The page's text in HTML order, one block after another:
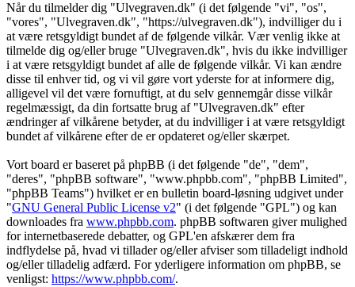
Når du tilmelder dig "Ulvegraven.dk" (i det følgende "vi", "os",
"vores", "Ulvegraven.dk", "https://ulvegraven.dk"), indvilliger du i
at være retsgyldigt bundet af de følgende vilkår. Vær venlig ikke at
tilmelde dig og/eller bruge "Ulvegraven.dk", hvis du ikke indvilliger
i at være retsgyldigt bundet af alle de følgende vilkår. Vi kan ændre
disse til enhver tid, og vi vil gøre vort yderste for at informere dig,
alligevel vil det være fornuftigt, at du selv gennemgår disse vilkår
regelmæssigt, da din fortsatte brug af "Ulvegraven.dk" efter
ændringer af vilkårene betyder, at du indvilliger i at være retsgyldigt
bundet af vilkårene efter de er opdateret og/eller skærpet.
Vort board er baseret på phpBB (i det følgende "de", "dem",
"deres", "phpBB software", "www.phpbb.com", "phpBB Limited",
"phpBB Teams") hvilket er en bulletin board-løsning udgivet under
"GNU General Public License v2" (i det følgende "GPL") og kan
downloades fra www.phpbb.com. phpBB softwaren giver mulighed
for internetbaserede debatter, og GPL'en afskærer dem fra
indflydelse på, hvad vi tillader og/eller afviser som tilladeligt indhold
og/eller tilladelig adfærd. For yderligere information om phpBB, se
venligst: https://www.phpbb.com/.